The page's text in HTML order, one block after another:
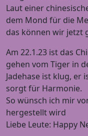
Laut einer
dem Mond für die
das können wir jetzt
Am 22.1.23 ist das
gehen vom Tiger in
Jadehase ist klug, er
sorgt für Harmonie.
So wünsch ich mir
hergestellt wird
Liebe Leute: Happy